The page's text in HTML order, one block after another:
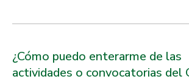
¿Cómo puedo enterarme de las
actividades o convocatorias del